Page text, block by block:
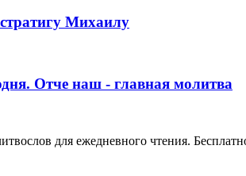
Михаилу
Отче наш - главная молитва
для ежедневного чтения.